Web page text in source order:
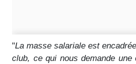
"La masse salariale est
club, ce qui nous demande